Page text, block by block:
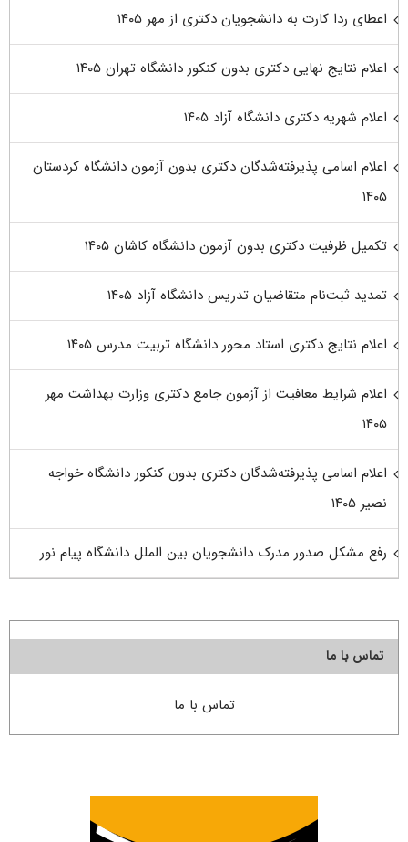
اعطای ردا کارت به دانشجویان دکتری از مهر ۱۴۰۵
اعلام نتایج نهایی دکتری بدون کنکور دانشگاه تهران ۱۴۰۵
اعلام شهریه دکتری دانشگاه آزاد ۱۴۰۵
اعلام اسامی پذیرفته‌شدگان دکتری بدون آزمون دانشگاه کردستان
۱۴۰۵
تکمیل ظرفیت دکتری بدون آزمون دانشگاه کاشان ۱۴۰۵
تمدید ثبت‌نام متقاضیان تدریس دانشگاه آزاد ۱۴۰۵
اعلام نتایج دکتری استاد محور دانشگاه تربیت مدرس ۱۴۰۵
اعلام شرایط معافیت از آزمون جامع دکتری وزارت بهداشت مهر
۱۴۰۵
اعلام اسامی پذیرفته‌شدگان دکتری بدون کنکور دانشگاه خواجه
نصیر ۱۴۰۵
رفع مشکل صدور مدرک دانشجویان بین الملل دانشگاه پیام نور
تماس با ما
تماس با ما